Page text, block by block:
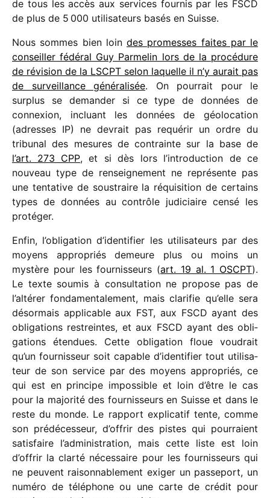
de tous les accès aux services four­nis par les FSCD
de plus de 5 000 utili­sa­teurs basés en Suisse.
Nous sommes bien loin des promesses faites par le
conseiller fédé­ral Guy Parmelin lors de la procé­dure
de révi­sion de la LSCPT selon laquelle il n’y aurait pas
de surveillance géné­ra­li­sée. On pour­rait pour le
surplus se deman­der si ce type de données de
connexion, incluant les données de géolo­ca­tion
(adresses IP) ne devrait pas requé­rir un ordre du
tribu­nal des mesures de contrainte sur la base de
l’art. 273 CPP, et si dès lors l’introduction de ce
nouveau type de rensei­gne­ment ne repré­sente pas
une tenta­tive de sous­traire la réqui­si­tion de certains
types de données au contrôle judi­ciaire censé les
protéger.
Enfin, l’obligation d’identifier les utili­sa­teurs par des
moyens appro­priés demeure plus ou moins un
mystère pour les four­nis­seurs (art. 19 al. 1 OSCPT).
Le texte soumis à consul­ta­tion ne propose pas de
l’altérer fonda­men­ta­le­ment, mais clari­fie qu’elle sera
désor­mais appli­cable aux FST, aux FSCD ayant des
obli­ga­tions restreintes, et aux FSCD ayant des obli­
ga­tions éten­dues. Cette obli­ga­tion floue voudrait
qu’un four­nis­seur soit capable d’identifier tout utili­sa­
teur de son service par des moyens appro­priés, ce
qui est en prin­cipe impos­sible et loin d’être le cas
pour la majo­rité des four­nis­seurs en Suisse et dans le
reste du monde. Le rapport expli­ca­tif tente, comme
son prédé­ces­seur, d’offrir des pistes qui pour­raient
satis­faire l’administration, mais cette liste est loin
d’offrir la clarté néces­saire pour les four­nis­seurs qui
ne peuvent raison­na­ble­ment exiger un passe­port, un
numéro de télé­phone ou une carte de crédit pour